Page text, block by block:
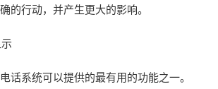
的行动，并产生更大的影响。
话系统可以提供的最有用的功能之一。